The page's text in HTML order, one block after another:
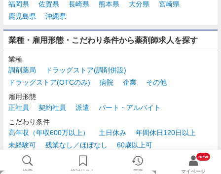
福岡県
佐賀県 長崎県 熊本県 大分県
宮崎県
鹿児島県
沖縄県
業種・雇用形態・こだわり条件から薬剤師求人を探す
業種
調剤薬局
ドラッグストア(調剤併設)
ドラッグストア(OTCのみ)
病院 企業
その他
雇用形態
正社員
契約社員 派遣
パート・アルバイト
こだわり条件
高年収（年収600万以上）
土日休み
年間休日120日以上
未経験可
残業なし／ほぼなし
60歳以上可
時給2,500円以上
検索 検討リスト 履歴
new
マイページ